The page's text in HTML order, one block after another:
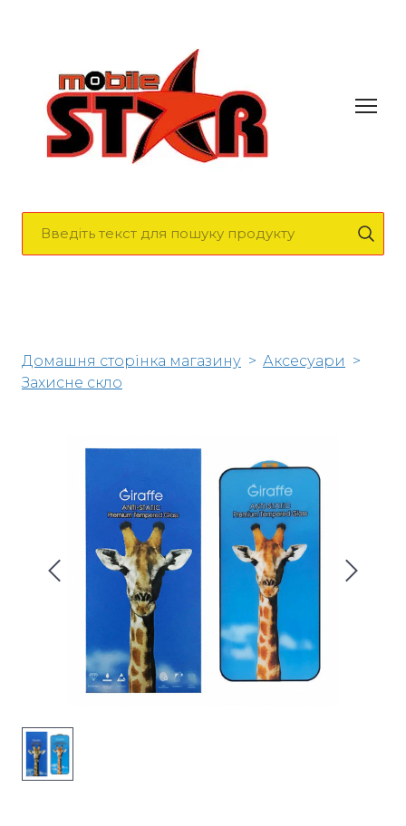
Домашня сторінка магазину
Аксесуари
Захисне скло